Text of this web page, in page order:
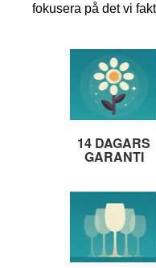
fokusera på det vi
14 DAGARS
GARANTI